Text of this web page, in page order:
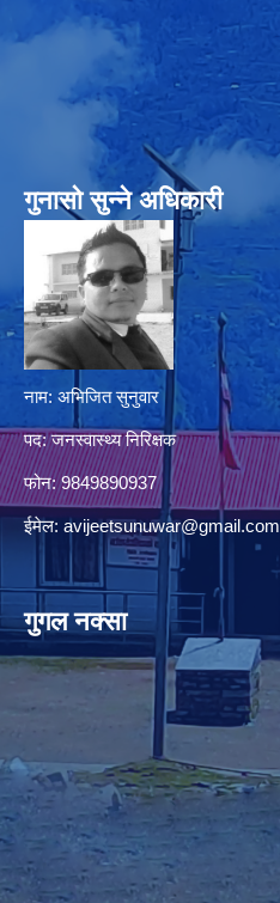
गुनासो सुन्‍ने अधिकारी
नाम: अभिजित सुनुवार
पद: जनस्वास्थ्य निरिक्षक
फोन: 9849890937
ईमेल: avijeetsunuwar@gmail.com
गुगल नक्सा